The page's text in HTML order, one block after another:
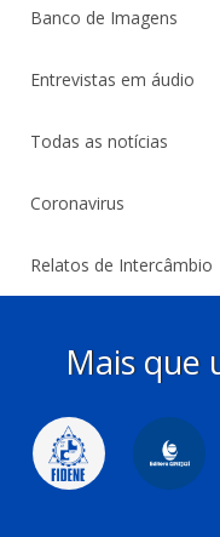
Banco de Imagens
Entrevistas em áudio
Todas as notícias
Coronavirus
Relatos de Intercâmbio
Mais que